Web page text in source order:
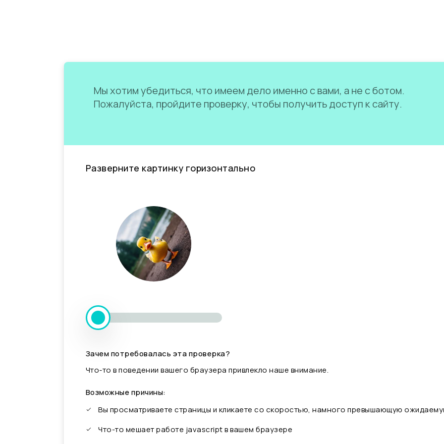
Мы хотим убедиться, что имеем дело именно с вами, а не с ботом.
Пожалуйста, пройдите проверку, чтобы получить доступ к сайту.
Разверните картинку горизонтально
Зачем потребовалась эта проверка?
Что-то в поведении вашего браузера привлекло наше внимание.
Возможные причины:
Вы просматриваете страницы и кликаете со скоростью, намного превышающую
Что-то мешает работе javascript в вашем браузере